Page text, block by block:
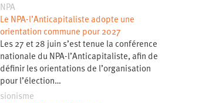
NPA
Le NPA-l’Anticapitaliste adopte une
orientation commune pour 2027
Les 27 et 28 juin s’est tenue la conférence
nationale du NPA-l’Anticapitaliste, afin de
définir les orientations de l’organisation
pour l’élection…
sionisme